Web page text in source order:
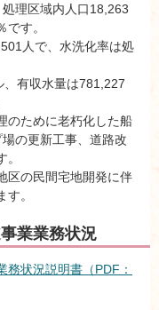
理区域内人口18,263
す。
人で、水洗化率は処
、有収水量は781,227
のために老朽化した船
の更新工事、道路改
区の民間宅地開発に伴
。
業業務状況
状況説明書（PDF：